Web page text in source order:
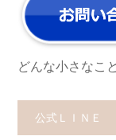
どんな小さなこ
公式ＬＩＮＥ